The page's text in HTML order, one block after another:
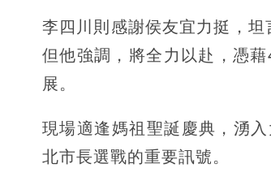
李四川則感謝侯友宜力挺，
但他強調，將全力以赴，憑
展。
現場適逢媽祖聖誕慶典，湧
北市長選戰的重要訊號。